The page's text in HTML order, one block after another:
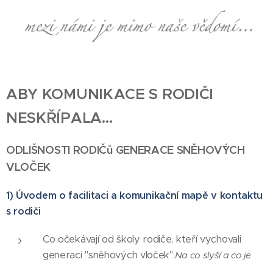
ABY KOMUNIKACE S RODIČI
NESKŘÍPALA…
ODLIŠNOSTI RODIČů GENERACE SNĚHOV¯ÝCH
VLOČEK
1) Úvodem o facilitaci a komunikační mapě v kontaktu
s rodiči
Co očekávají od školy rodiče, kteří vychovali
generaci "sněhových vloček".Na co slyší a co je